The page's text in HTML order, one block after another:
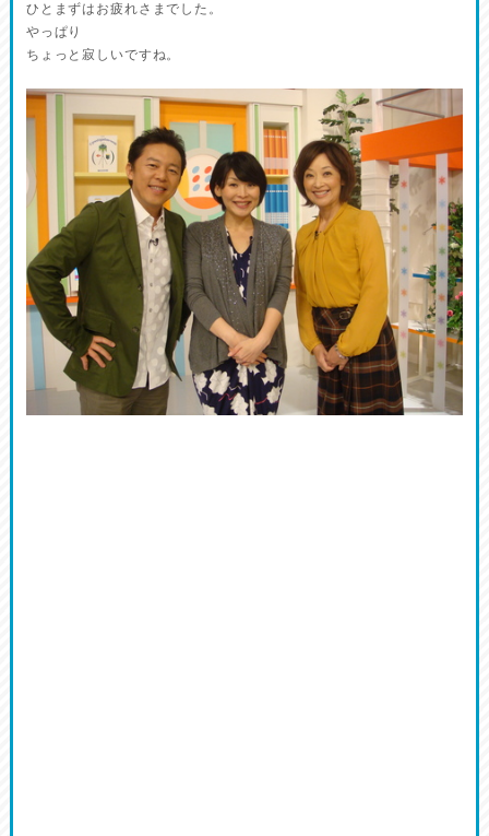
ひとまずはお疲れさまでした。
やっぱり
ちょっと寂しいですね。